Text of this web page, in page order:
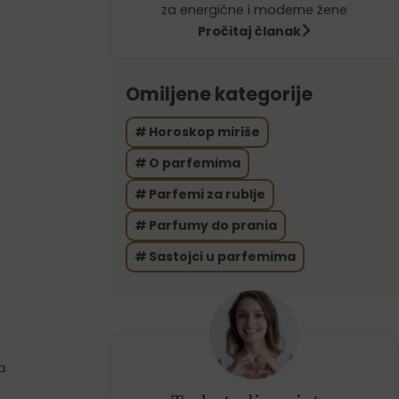
za energične i moderne žene
Pročitaj članak
Omiljene kategorije
Horoskop miriše
O parfemima
Parfemi za rublje
Parfumy do prania
Sastojci u parfemima